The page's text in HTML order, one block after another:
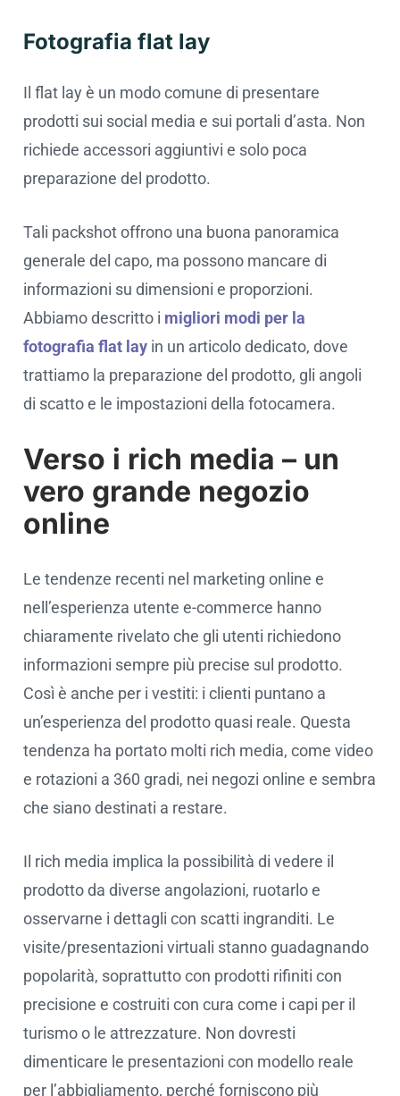
Fotografia flat lay
Il flat lay è un modo comune di presentare
prodotti sui social media e sui portali d’asta. Non
richiede accessori aggiuntivi e solo poca
preparazione del prodotto.
Tali packshot offrono una buona panoramica
generale del capo, ma possono mancare di
informazioni su dimensioni e proporzioni.
Abbiamo descritto i migliori modi per la
fotografia flat lay in un articolo dedicato, dove
trattiamo la preparazione del prodotto, gli angoli
di scatto e le impostazioni della fotocamera.
Verso i rich media – un
vero grande negozio
online
Le tendenze recenti nel marketing online e
nell’esperienza utente e-commerce hanno
chiaramente rivelato che gli utenti richiedono
informazioni sempre più precise sul prodotto.
Così è anche per i vestiti: i clienti puntano a
un’esperienza del prodotto quasi reale. Questa
tendenza ha portato molti rich media, come video
e rotazioni a 360 gradi, nei negozi online e sembra
che siano destinati a restare.
Il rich media implica la possibilità di vedere il
prodotto da diverse angolazioni, ruotarlo e
osservarne i dettagli con scatti ingranditi. Le
visite/presentazioni virtuali stanno guadagnando
popolarità, soprattutto con prodotti rifiniti con
precisione e costruiti con cura come i capi per il
turismo o le attrezzature. Non dovresti
dimenticare le presentazioni con modello reale
per l’abbigliamento, perché forniscono più